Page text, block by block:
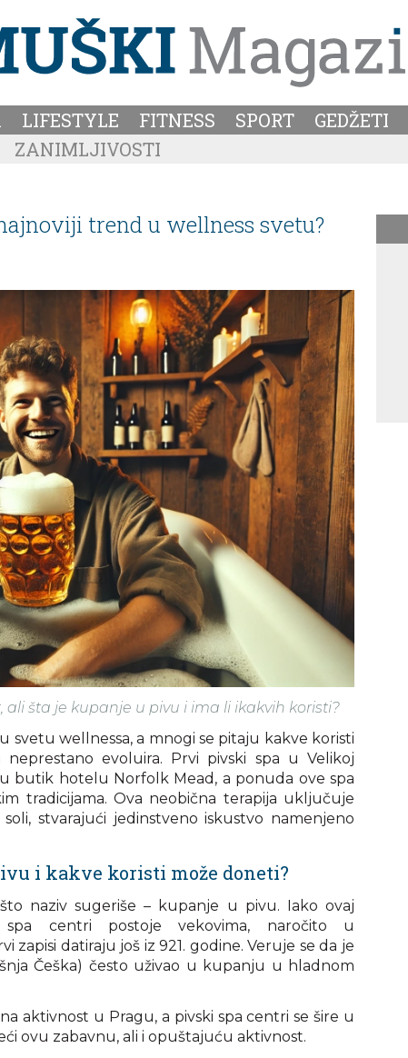
LIFESTYLE FITNESS SPORT GEDŽETI
ZANIMLJIVOSTI
trend u wellness svetu?
ali šta je kupanje u pivu i ima li ikakvih koristi?
svetu wellnessa, a mnogi se pitaju kakve koristi
evoluira. Prvi pivski spa u Velikoj
butik hotelu Norfolk Mead, a ponuda ove spa
tradicijama. Ova neobična terapija uključuje
stvarajući jedinstveno iskustvo namenjeno
i kakve koristi može doneti?
naziv sugeriše – kupanje u pivu. Iako ovaj
centri postoje vekovima, naročito u
zapisi datiraju još iz 921. godine. Veruje se da je
Češka) često uživao u kupanju u hladnom
aktivnost u Pragu, a pivski spa centri se šire u
ovu zabavnu, ali i opuštajuću aktivnost.